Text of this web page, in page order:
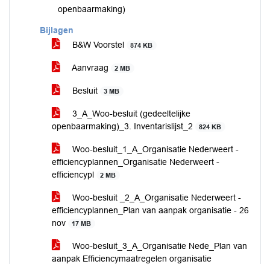
openbaarmaking)
Bijlagen
B&W Voorstel
874 KB
Aanvraag 2 MB
Besluit 3 MB
3_A_Woo-besluit (gedeeltelijke
openbaarmaking)_3. Inventarislijst_2
824 KB
Woo-besluit_1_A_Organisatie Nederweert -
efficiencyplannen_Organisatie Nederweert -
efficiencypl
2 MB
Woo-besluit _2_A_Organisatie Nederweert -
efficiencyplannen_Plan van aanpak organisatie - 26
nov
17 MB
Woo-besluit_3_A_Organisatie Nede_Plan van
aanpak Efficiencymaatregelen organisatie